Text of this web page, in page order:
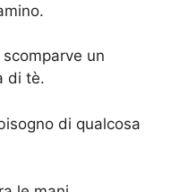
un
di tè.
di qualcosa